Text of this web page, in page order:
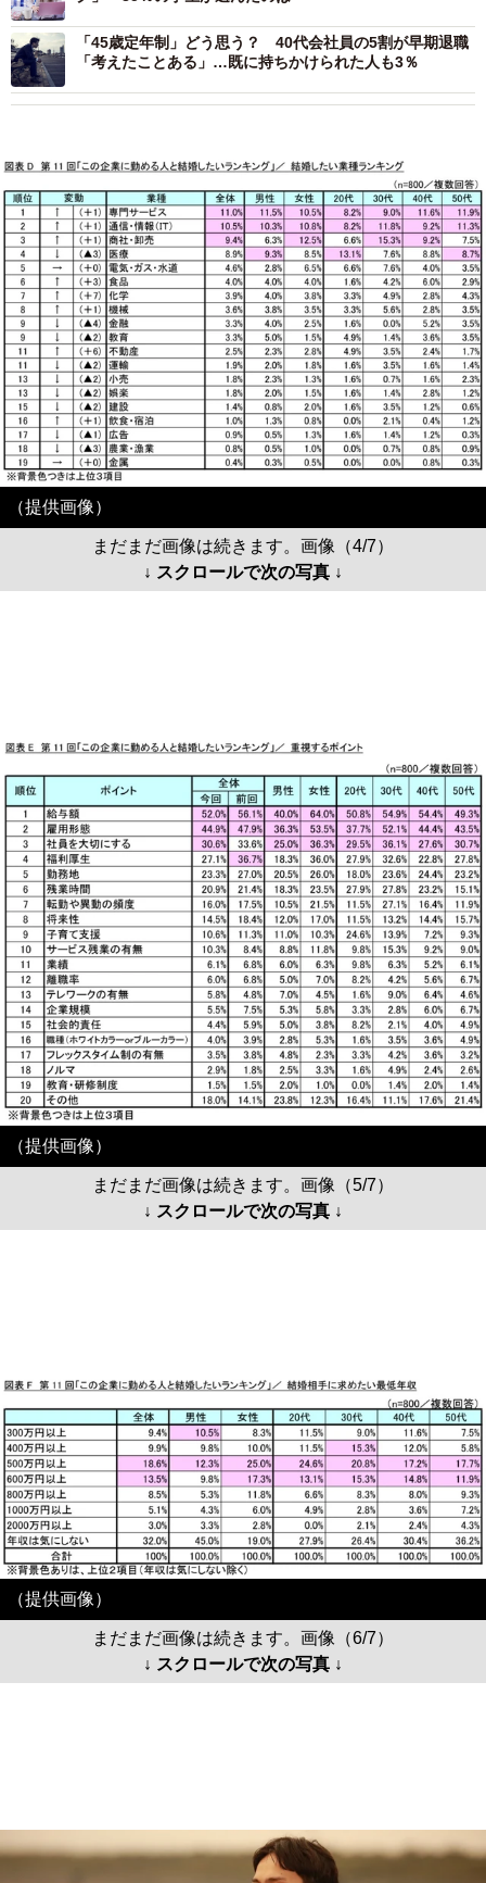
「45歳定年制」どう思う？ 40代会社員の5割が早期退職
「考えたことある」…既に持ちかけられた人も3％
（提供画像）
まだまだ画像は続きます。画像（4/7）
↓ スクロールで次の写真 ↓
（提供画像）
まだまだ画像は続きます。画像（5/7）
↓ スクロールで次の写真 ↓
（提供画像）
まだまだ画像は続きます。画像（6/7）
↓ スクロールで次の写真 ↓